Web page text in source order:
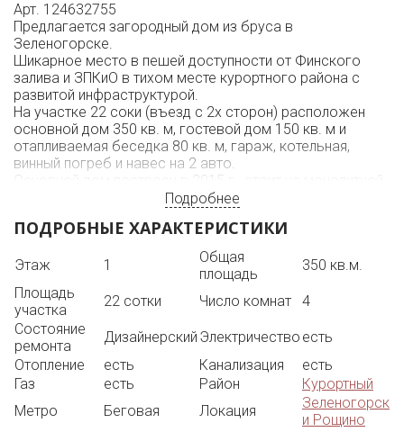
Арт. 124632755
Предлагается загородный дом из бруса в
Зеленогорске.
Шикарное место в пешей доступности от Финского
залива и ЗПКиО в тихом месте курортного района с
развитой инфраструктурой.
На участке 22 соки (въезд с 2х сторон) расположен
основной дом 350 кв. м, гостевой дом 150 кв. м и
отапливаемая беседка 80 кв. м, гараж, котельная,
винный погреб и навес на 2 авто.
Основной дом построен в 2015 г., стоит на монолитной
этаже-баня с комнатой отдыха и душем, гостиная с
теннисным столом, санузел, кухня, гардеробная, хоз.
комната и выход во двор.
На первом этаже кухня-гостиная, спальня с
гардеробной и собственной ванной комнатой, кабинет
(возможно переделать под спальню), гостевой
санузел.
На втором этаже 3 спальни, ванная комната,
утепленный балкон с панорамными окнами (кинотеатр).
Дом обогревается от газового котла, на цокольном и
1-ом этажах водяные теплые полы и радиаторы, на 2-ом
радиаторы. Гостевой дом отапливается отдельным
Подробнее
ПОДРОБНЫЕ ХАРАКТЕРИСТИКИ
Этаж 1
Общая
площадь
350 кв.м.
Площадь
участка
22 сотки Число комнат
4
Состояние
ремонта
Дизайнерский Электричество есть
Отопление
есть Канализация
есть
Газ
есть Район
Курортный
Метро
Беговая Локация
Зеленогорск
и Рощино